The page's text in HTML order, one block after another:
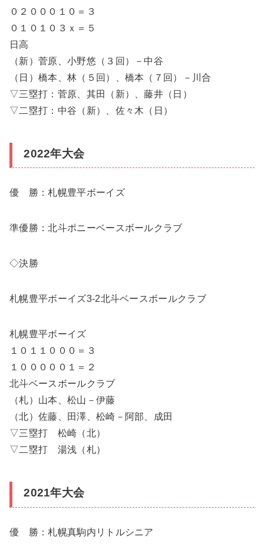
０２０００１０＝３
０１０１０３ｘ＝５
日高
（新）菅原、小野悠（３回）－中谷
（日）橋本、林（５回）、橋本（７回）－川合
▽三塁打：菅原、其田（新）、藤井（日）
▽二塁打：中谷（新）、佐々木（日）
2022年大会
優 勝：札幌豊平ボーイズ
準優勝：北斗ポニーベースボールクラブ
◇決勝
札幌豊平ボーイズ3-2北斗ベースボールクラブ
札幌豊平ボーイズ
１０１１０００＝３
１０００００１＝２
北斗ベースボールクラブ
（札）山本、松山－伊藤
（北）佐藤、田澤、松崎－阿部、成田
▽三塁打 松崎（北）
▽二塁打 湯浅（札）
2021年大会
優 勝：札幌真駒内リトルシニア